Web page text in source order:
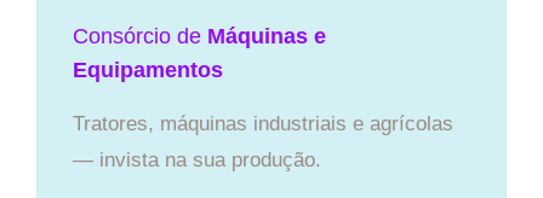
Consórcio de Máquinas e
Equipamentos
Tratores, máquinas industriais e agrícolas
— invista na sua produção.